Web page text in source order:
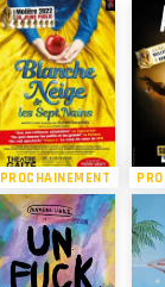
PROCHAINEMENT